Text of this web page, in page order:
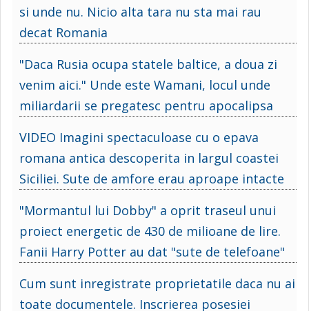
si unde nu. Nicio alta tara nu sta mai rau
decat Romania
"Daca Rusia ocupa statele baltice, a doua zi
venim aici." Unde este Wamani, locul unde
miliardarii se pregatesc pentru apocalipsa
VIDEO Imagini spectaculoase cu o epava
romana antica descoperita in largul coastei
Siciliei. Sute de amfore erau aproape intacte
"Mormantul lui Dobby" a oprit traseul unui
proiect energetic de 430 de milioane de lire.
Fanii Harry Potter au dat "sute de telefoane"
Cum sunt inregistrate proprietatile daca nu ai
toate documentele. Inscrierea posesiei